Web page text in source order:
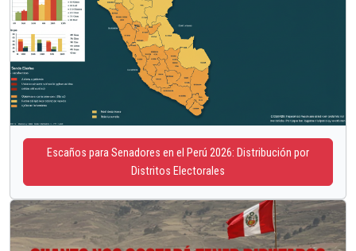
Escaños para Senadores en el Perú 2026: Distribución por
Distritos Electorales